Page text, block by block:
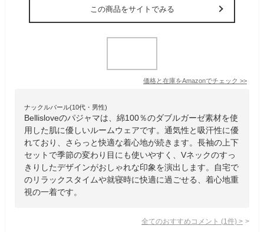
この商品をサイトでみる
価格と在庫をAmazonでチェック >>
ナックルバール(10代・男性)
Bellisloveのパジャマは、綿100％のダブルガーゼ素材を使
用した肌に優しいルームウェアです。通気性と吸汗性に優
れており、さらっと快適な着心地が続きます。長袖の上下
セットで季節の変わり目にも使いやすく、Vネックのすっ
きりしたデザインがおしゃれな印象を演出します。自宅で
のリラックスタイムや就寝時に快適に過ごせる、着心地重
視の一着です。
全てのおすすめコメント (1 件) >